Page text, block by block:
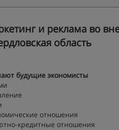
и реклама во
область
будущие экономисты
отношения
кредитные отношения